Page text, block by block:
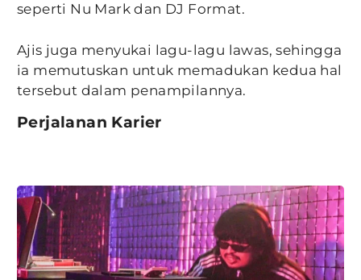
seperti Nu Mark dan DJ Format.
Ajis juga menyukai lagu-lagu lawas, sehingga
ia memutuskan untuk memadukan kedua hal
tersebut dalam penampilannya.
Perjalanan Karier